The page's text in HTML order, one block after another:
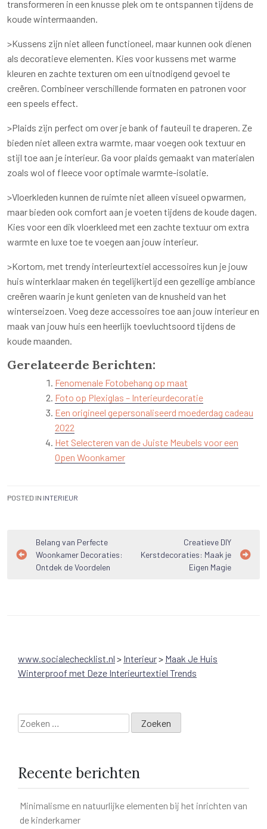
transformeren in een knusse plek om te ontspannen tijdens de
koude wintermaanden.
>Kussens zijn niet alleen functioneel, maar kunnen ook dienen
als decoratieve elementen. Kies voor kussens met warme
kleuren en zachte texturen om een uitnodigend gevoel te
creëren. Combineer verschillende formaten en patronen voor
een speels effect.
>Plaids zijn perfect om over je bank of fauteuil te draperen. Ze
bieden niet alleen extra warmte, maar voegen ook textuur en
stijl toe aan je interieur. Ga voor plaids gemaakt van materialen
zoals wol of fleece voor optimale warmte-isolatie.
>Vloerkleden kunnen de ruimte niet alleen visueel opwarmen,
maar bieden ook comfort aan je voeten tijdens de koude dagen.
Kies voor een dik vloerkleed met een zachte textuur om extra
warmte en luxe toe te voegen aan jouw interieur.
>Kortom, met trendy interieurtextiel accessoires kun je jouw
huis winterklaar maken én tegelijkertijd een gezellige ambiance
creëren waarin je kunt genieten van de knusheid van het
winterseizoen. Voeg deze accessoires toe aan jouw interieur en
maak van jouw huis een heerlijk toevluchtsoord tijdens de
koude maanden.
Gerelateerde Berichten:
Fenomenale Fotobehang op maat
Foto op Plexiglas – Interieurdecoratie
Een origineel gepersonaliseerd moederdag cadeau
2022
Het Selecteren van de Juiste Meubels voor een
Open Woonkamer
POSTED IN INTERIEUR
Bericht
navigatie
Belang van Perfecte
Woonkamer Decoraties:
Ontdek de Voordelen
Creatieve DIY
Kerstdecoraties: Maak je
Eigen Magie
www.socialechecklist.nl > Interieur> Maak Je Huis
Winterproof met Deze Interieurtextiel Trends
Zoeken
naar:
Recente berichten
Minimalisme en natuurlijke elementen bij het inrichten van
de kinderkamer